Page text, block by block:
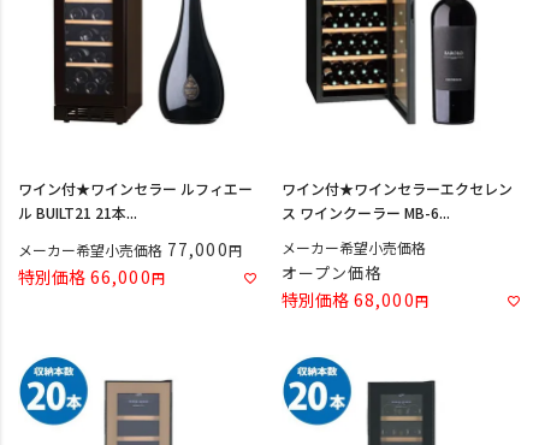
ワイン付★ワインセラー ルフィエー
ル BUILT21 21本...
メーカー希望小売価格 77,000
特別価格 66,000
ワイン付★ワインセラーエクセレン
ス ワインクーラー MB-6...
メーカー希望小売価格
オープン価格
特別価格 68,000